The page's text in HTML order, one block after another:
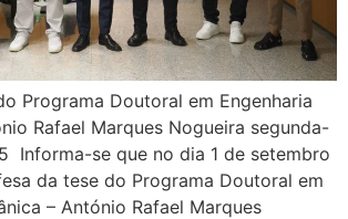
Programa Doutoral em Engenharia
Rafael Marques Nogueira segunda-
Informa-se que no dia 1 de setembro
da tese do Programa Doutoral em
– António Rafael Marques